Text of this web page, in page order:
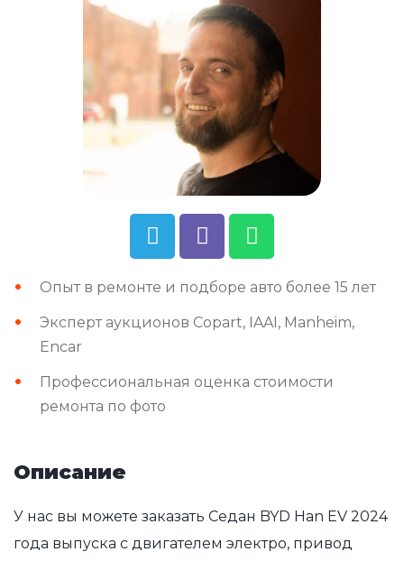
Опыт в ремонте и подборе авто более 15 лет
Эксперт аукционов Copart, IAAI, Manheim,
Encar
Профессиональная оценка стоимости
ремонта по фото
Описание
У нас вы можете заказать Седан BYD Han EV 2024
года выпуска с двигателем электро, привод